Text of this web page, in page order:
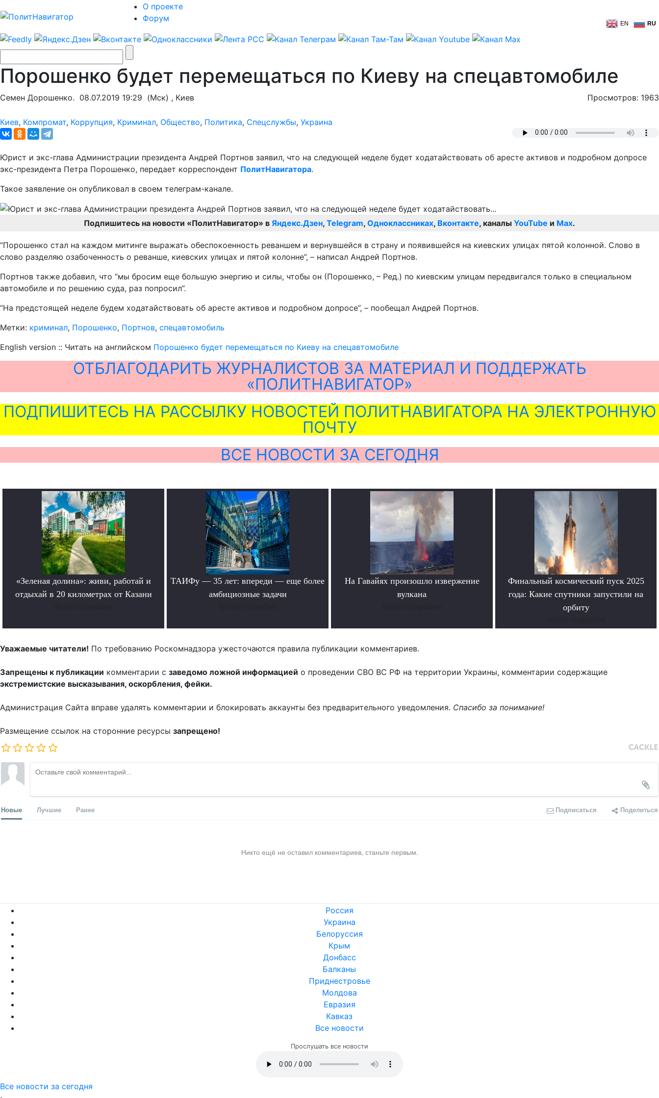
О проекте
Форум
EN RU
Порошенко будет перемещаться по Киеву на спецавтомобиле
Семен Дорошенко. 08.07.2019 19:29 (Мск) , Киев Просмотров: 1963
Киев, Компромат, Коррупция, Криминал, Общество, Политика, Спецслужбы, Украина
Юрист и экс-глава Администрации президента Андрей Портнов заявил, что на следующей неделе будет ходатайствовать об аресте активов и подробном допросе
экс-президента Петра Порошенко, передает корреспондент ПолитНавигатора.
Такое заявление он опубликовал в своем телеграм-канале.
Подпишитесь на новости «ПолитНавигатор» в Яндекс.Дзен, Telegram, Одноклассниках, Вконтакте, каналы YouTube и Max.
“Порошенко стал на каждом митинге выражать обеспокоенность реваншем и вернувшейся в страну и появившейся на киевских улицах пятой колонной. Слово в
слово разделяю озабоченность о реванше, киевских улицах и пятой колонне”, – написал Андрей Портнов.
Портнов также добавил, что “мы бросим еще большую энергию и силы, чтобы он (Порошенко, – Ред.) по киевским улицам передвигался только в специальном
автомобиле и по решению суда, раз попросил”.
“На предстоящей неделе будем ходатайствовать об аресте активов и подробном допросе”, – пообещал Андрей Портнов.
Метки: криминал, Порошенко, Портнов, спецавтомобиль
English version :: Читать на английском Порошенко будет перемещаться по Киеву на спецавтомобиле
ОТБЛАГОДАРИТЬ ЖУРНАЛИСТОВ ЗА МАТЕРИАЛ И ПОДДЕРЖАТЬ
«ПОЛИТНАВИГАТОР»
ПОДПИШИТЕСЬ НА РАССЫЛКУ НОВОСТЕЙ ПОЛИТНАВИГАТОРА НА ЭЛЕКТРОННУЮ
ПОЧТУ
ВСЕ НОВОСТИ ЗА СЕГОДНЯ
«Зеленая долина»: живи, работай и
отдыхай в 20 километрах от Казани
ТАИФу — 35 лет: впереди — еще более
амбициозные задачи
На Гавайях произошло извержение
вулкана
Финальный космический пуск 2025
года: Какие спутники запустили на
орбиту
Уважаемые читатели! По требованию Роскомнадзора ужесточаются правила публикации комментариев.
Запрещены к публикации комментарии с заведомо ложной информацией о проведении СВО ВС РФ на территории Украины, комментарии содержащие
экстремистские высказывания, оскорбления, фейки.
Администрация Сайта вправе удалять комментарии и блокировать аккаунты без предварительного уведомления. Спасибо за понимание!
Размещение ссылок на сторонние ресурсы запрещено!
Новые Лучшие Ранее Подписаться Поделиться
Никто ещё не оставил комментариев, станьте первым.
Россия
Украина
Белоруссия
Крым
Донбасс
Балканы
Приднестровье
Молдова
Евразия
Кавказ
Все новости
Прослушать все новости
Все новости за сегодня